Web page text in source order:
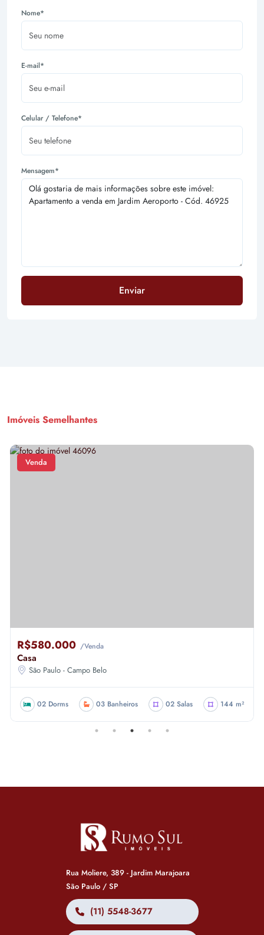
Nome*
E-mail*
Celular / Telefone*
Mensagem*
Enviar
Imóveis Semelhantes
Venda
R$580.000 /Venda
Casa
São Paulo - Campo Belo
02 Dorms 03 Banheiros 02 Salas 144 m²
Rua Moliere, 389 - Jardim Marajoara
São Paulo / SP
(11) 5548-3677